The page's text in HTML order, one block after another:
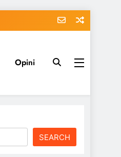
Opini
SEARCH